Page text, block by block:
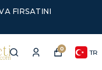
FIRSATINI
0 TR